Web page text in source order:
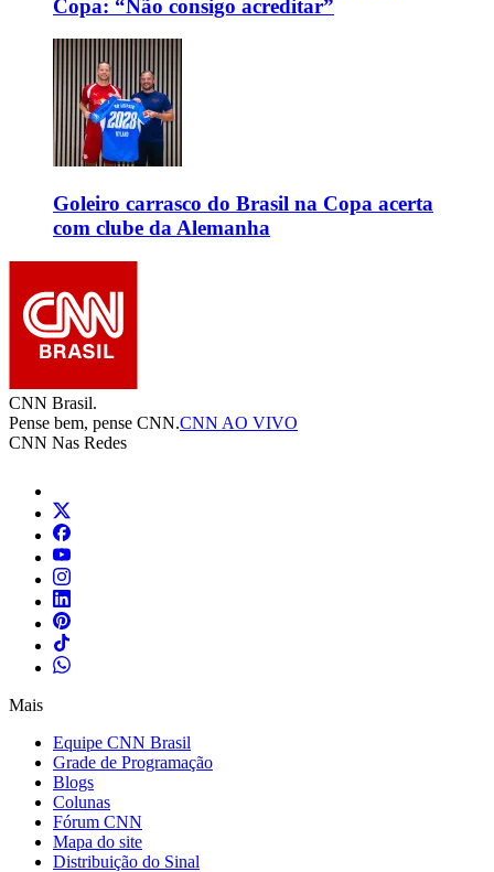
Copa: “Não consigo acreditar”
Goleiro carrasco do Brasil na Copa acerta
com clube da Alemanha
CNN Brasil.
Pense bem, pense CNN.CNN AO VIVO
CNN Nas Redes
Mais
Equipe CNN Brasil
Grade de Programação
Blogs
Colunas
Fórum CNN
Mapa do site
Distribuição do Sinal